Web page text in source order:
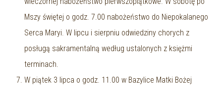
Mszy świętej o godz. 7.00 nabożeństwo do Niepokalanego
Serca Maryi. W lipcu i sierpniu odwiedziny chorych z
posługą sakramentalną według ustalonych z księżmi
terminach.
W piątek 3 lipca o godz. 11.00 w Bazylice Matki Bożej